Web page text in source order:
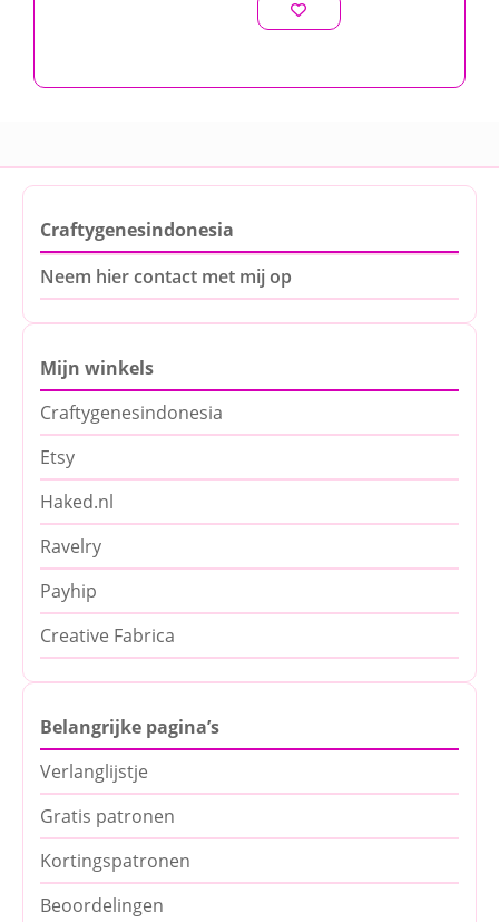
Craftygenesindonesia
Neem hier contact met mij op
Mijn winkels
Craftygenesindonesia
Etsy
Haked.nl
Ravelry
Payhip
Creative Fabrica
Belangrijke pagina’s
Verlanglijstje
Gratis patronen
Kortingspatronen
Beoordelingen